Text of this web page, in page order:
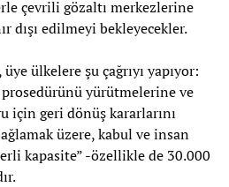
çevrili gözaltı merkezlerine
dışı edilmeyi bekleyecekler.
ülkelere şu çağrıyı yapıyor:
prosedürünü yürütmelerine ve
için geri dönüş kararlarını
üzere, kabul ve insan
kapasite” -özellikle de 30.000